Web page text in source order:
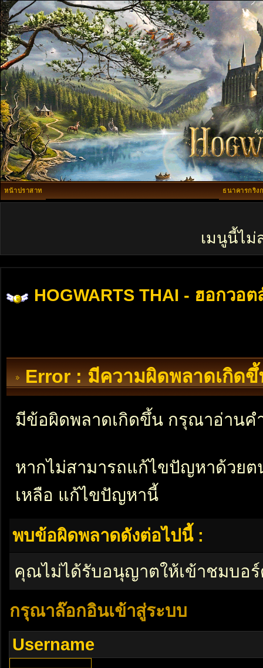
หน้าปราสาท ธนาคารกริง
เมนูนี้ไม่
HOGWARTS THAI - ฮอกวอต
Error : มีความผิดพลาดเกิดขึ้
มีข้อผิดพลาดเกิดขึ้น กรุณาอ่านค
หากไม่สามารถแก้ไขปัญหาด้วย
เหลือ แก้ไขปัญหานี้
พบข้อผิดพลาดดังต่อไปนี้ :
คุณไม่ได้รับอนุญาตให้เข้าชมบอ
กรุณาล๊อกอินเข้าสู่ระบบ
Username